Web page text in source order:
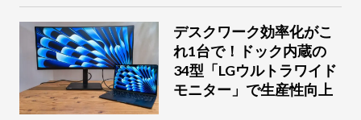
デスクワーク効率化がこ
れ1台で！ドック内蔵の
34型「LGウルトラワイド
モニター」で生産性向上